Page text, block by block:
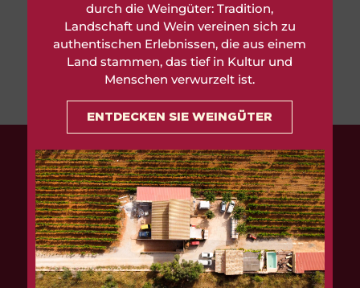
Karte herunterladen
durch die Weingüter: Tradition,
Landschaft und Wein vereinen sich zu
authentischen Erlebnissen, die aus einem
Land stammen, das tief in Kultur und
Menschen verwurzelt ist.
ENTDECKEN SIE WEINGÜTER